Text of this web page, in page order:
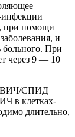
инфекции
при помощи
и
больного. При
через 9 — 10
ВИЧ/СПИД
в клетках-
длительно,